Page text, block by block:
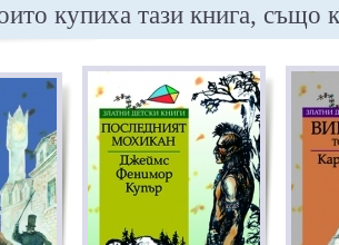
купиха тази книга, също